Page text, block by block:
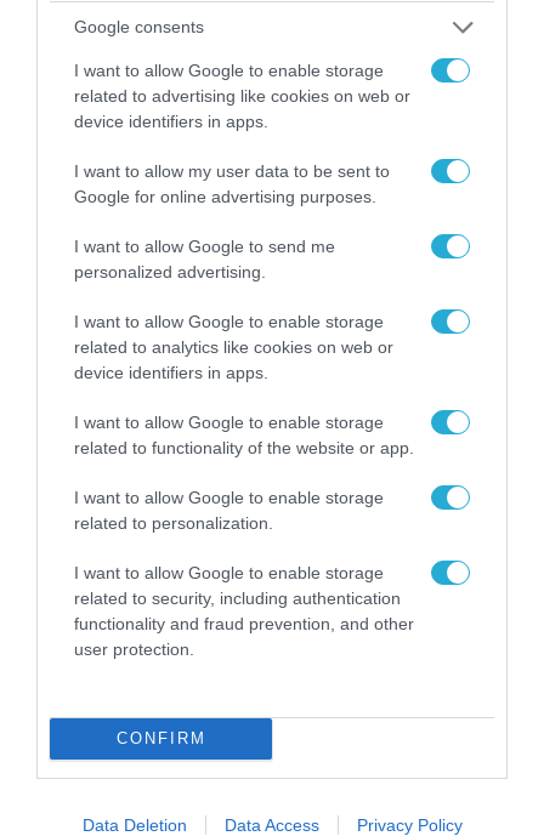
Google consents
I want to allow Google to enable storage
related to advertising like cookies on web or
device identifiers in apps.
I want to allow my user data to be sent to
Google for online advertising purposes.
I want to allow Google to send me
personalized advertising.
I want to allow Google to enable storage
related to analytics like cookies on web or
device identifiers in apps.
I want to allow Google to enable storage
related to functionality of the website or app.
I want to allow Google to enable storage
related to personalization.
I want to allow Google to enable storage
related to security, including authentication
functionality and fraud prevention, and other
user protection.
CONFIRM
Data Deletion Data Access Privacy Policy
08.08.2026 | 09:02
«Η απόλυτη τραγωδία»: Η «αιχμηρή» ανάρτηση
του Αρκά για τα τατουάζ (φωτο)
Ιράν: Δημοσίευσε φωτογραφίες
αμερικανικών και ισραηλινών αεροσκαφών &
drones που καταρρίφθηκαν